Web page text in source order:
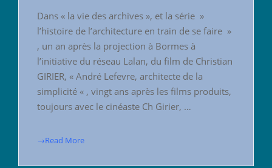
Dans « la vie des archives », et la série »
l’histoire de l’architecture en train de se faire »
, un an après la projection à Bormes à
l’initiative du réseau Lalan, du film de Christian
GIRIER, « André Lefevre, architecte de la
simplicité « , vingt ans après les films produits,
toujours avec le cinéaste Ch Girier, …
→Read More